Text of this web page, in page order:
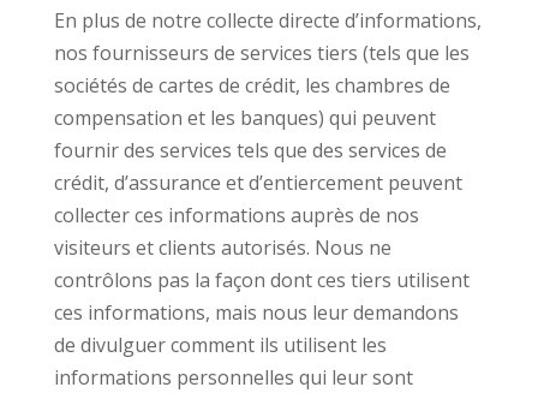
En plus de notre collecte directe d’informations,
nos fournisseurs de services tiers (tels que les
sociétés de cartes de crédit, les chambres de
compensation et les banques) qui peuvent
fournir des services tels que des services de
crédit, d’assurance et d’entiercement peuvent
collecter ces informations auprès de nos
visiteurs et clients autorisés. Nous ne
contrôlons pas la façon dont ces tiers utilisent
ces informations, mais nous leur demandons
de divulguer comment ils utilisent les
informations personnelles qui leur sont